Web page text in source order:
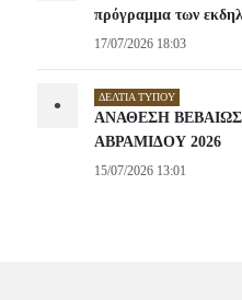
πρόγραμμα των
17/07/2026 18:03
• ΔΕΛΤΊΑ ΤΎΠΟΥ
ΑΝΑΘΕΣΗ
ΑΒΡΑΜΙΔΟΥ 2026
15/07/2026 13:01